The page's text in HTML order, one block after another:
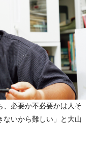
、必要か不必要かは人そ
ないから難しい」と大山